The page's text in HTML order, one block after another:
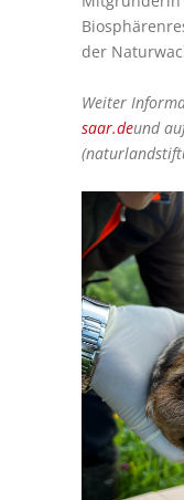
der
Weiter
saar.deund